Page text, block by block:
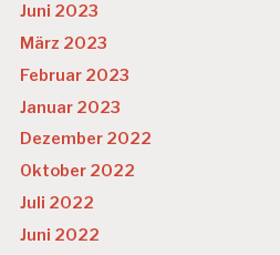
Juni 2023
März 2023
Februar 2023
Januar 2023
Dezember 2022
Oktober 2022
Juli 2022
Juni 2022